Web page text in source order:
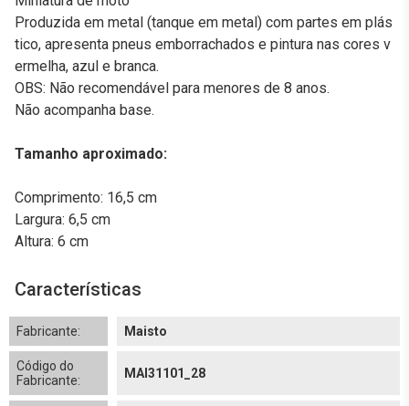
Produzida em metal (tanque em metal) com partes em plás
tico, apresenta pneus emborrachados e pintura nas cores v
ermelha, azul e branca.
OBS: Não recomendável para menores de 8 anos.
Não acompanha base.
Tamanho aproximado:
Comprimento: 16,5 cm
Largura: 6,5 cm
Altura: 6 cm
Características
Fabricante: Maisto
Código do
Fabricante:
MAI31101_28